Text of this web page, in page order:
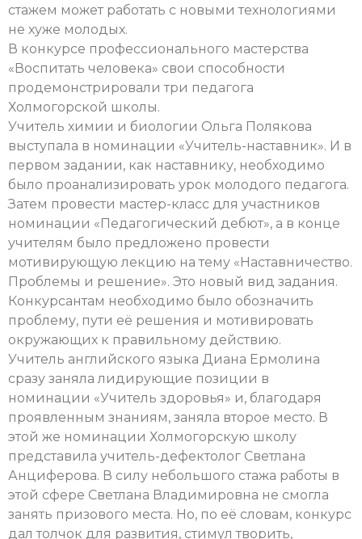
стажем может работать с новыми технологиями
не хуже молодых.
В конкурсе профессионального мастерства
«Воспитать человека» свои способности
продемонстрировали три педагога
Холмогорской школы.
Учитель химии и биологии Ольга Полякова
выступала в номинации «Учитель-наставник». И в
первом задании, как наставнику, необходимо
было проанализировать урок молодого педагога.
Затем провести мастер-класс для участников
номинации «Педагогический дебют», а в конце
учителям было предложено провести
мотивирующую лекцию на тему «Наставничество.
Проблемы и решение». Это новый вид задания.
Конкурсантам необходимо было обозначить
проблему, пути её решения и мотивировать
окружающих к правильному действию.
Учитель английского языка Диана Ермолина
сразу заняла лидирующие позиции в
номинации «Учитель здоровья» и, благодаря
проявленным знаниям, заняла второе место. В
этой же номинации Холмогорскую школу
представила учитель-дефектолог Светлана
Анциферова. В силу небольшого стажа работы в
этой сфере Светлана Владимировна не смогла
занять призового места. Но, по её словам, конкурс
дал толчок для развития, стимул творить,